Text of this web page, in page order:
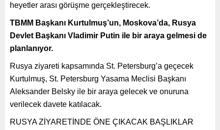
heyetler arası görüşme gerçekleştirecek.
TBMM Başkanı Kurtulmuş’un, Moskova’da, Rusya
Devlet Başkanı Vladimir Putin ile bir araya gelmesi de
planlanıyor.
Rusya ziyareti kapsamında St. Petersburg’a geçecek
Kurtulmuş, St. Petersburg Yasama Meclisi Başkanı
Aleksander Belsky ile bir araya gelecek ve onuruna
verilecek davete katılacak.
RUSYA ZİYARETİNDE ÖNE ÇIKACAK BAŞLIKLAR